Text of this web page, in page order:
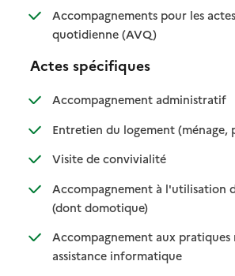
Accompagnements pour les
quotidienne (AVQ): disponible
: non disponible
Actes spécifiques
Accompagnement administratif
:
: non
Entretien du logement (ménage,
Visite de convivialité: disponible
: non disponible
Accompagnement à l'utilisation
(dont domotique): disponible
: non disponible
Accompagnement aux pratiques
assistance informatique: disponible
: non